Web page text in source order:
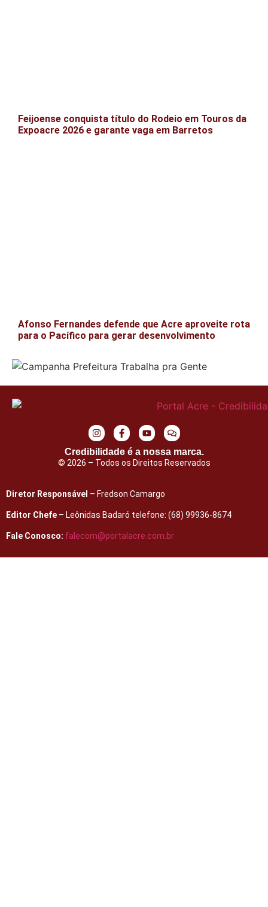
Feijoense conquista título do Rodeio em Touros da
Expoacre 2026 e garante vaga em Barretos
Afonso Fernandes defende que Acre aproveite rota
para o Pacífico para gerar desenvolvimento
Credibilidade é a nossa marca.
© 2026 – Todos os Direitos Reservados
Diretor Responsável – Fredson Camargo
Editor Chefe – Leônidas Badaró telefone: (68) 99936-8674
Fale Conosco: falecom@portalacre.com.br